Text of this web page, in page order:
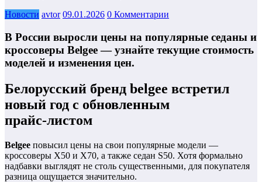
Новости avtor 09.01.2026 0 Комментарии
В России выросли цены на популярные седаны и
кроссоверы Belgee — узнайте текущие стоимость
моделей и изменения цен.
Белорусский бренд belgee встретил
новый год с обновленным
прайс‑листом
Belgee повысил цены на свои популярные модели —
кроссоверы X50 и X70, а также седан S50. Хотя формально
надбавки выглядят не столь существенными, для покупателя
разница ощущается значительно.